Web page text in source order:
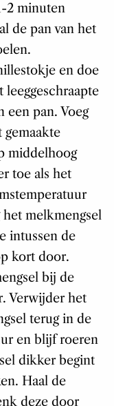
2 minuten
de pan van het
en doe
leeggeschraapte
een pan. Voeg
gemaakte
middelhoog
toe als het
melkmengsel
intussen de
kort door.
bij de
Verwijder het
terug in de
en blijf roeren
dikker begint
Haal de
deze door